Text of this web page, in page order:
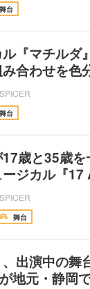
舞台
ル『マチルダ
み合わせを
舞台
17歳と35歳
ジカル『
舞台
出演中の舞
地元・静